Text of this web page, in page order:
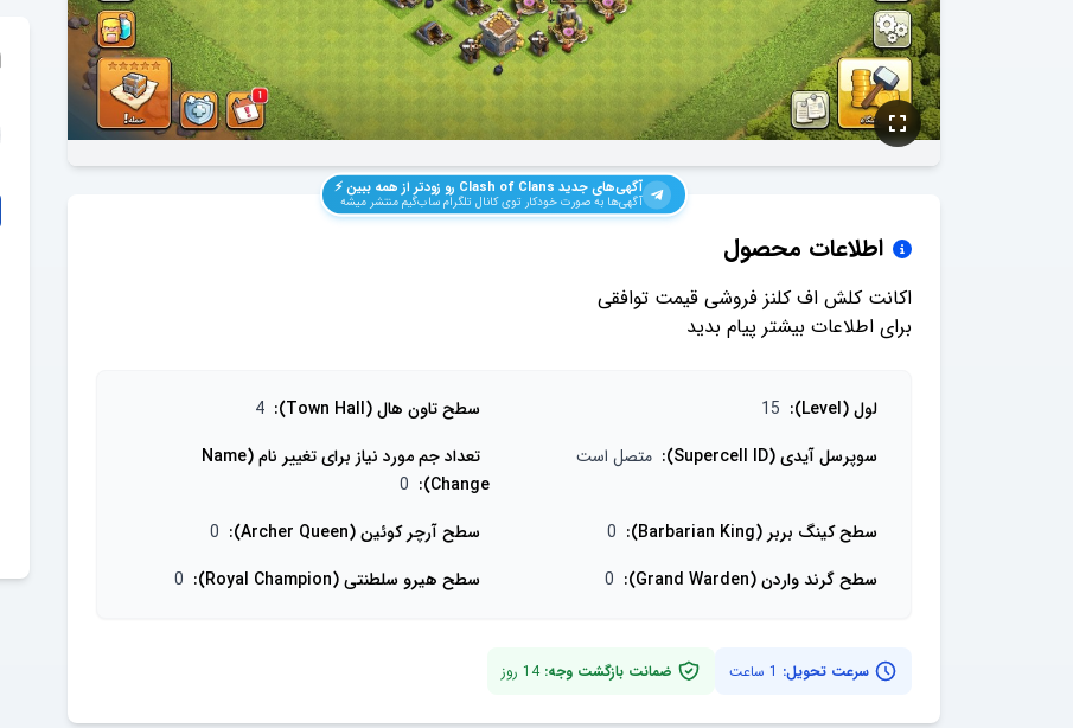
آگهی‌های جدید Clash of Clans رو زودتر از همه ببین ⚡️
آگهی‌ها به صورت خودکار توی کانال تلگرام ساب‌گیم منتشر میشه
اطلاعات محصول
برای اطلاعات بیشتر پیام بدید
لول (Level) :
15 سطح تاون هال (Town Hall) :
4
سوپرسل آیدی (Supercell ID)
: متصل است
تعداد جم مورد نیاز برای تغییر نام (Name
Change)
:
0
سطح کینگ بربر (Barbarian King)
:
0 سطح آرچر کوئین (Archer Queen) :
0
سطح گرند واردن (Grand Warden)
:
0 سطح هیرو سلطنتی (Royal Champion) :
0
سرعت تحویل: 1 ساعت ضمانت بازگشت وجه:14 روز